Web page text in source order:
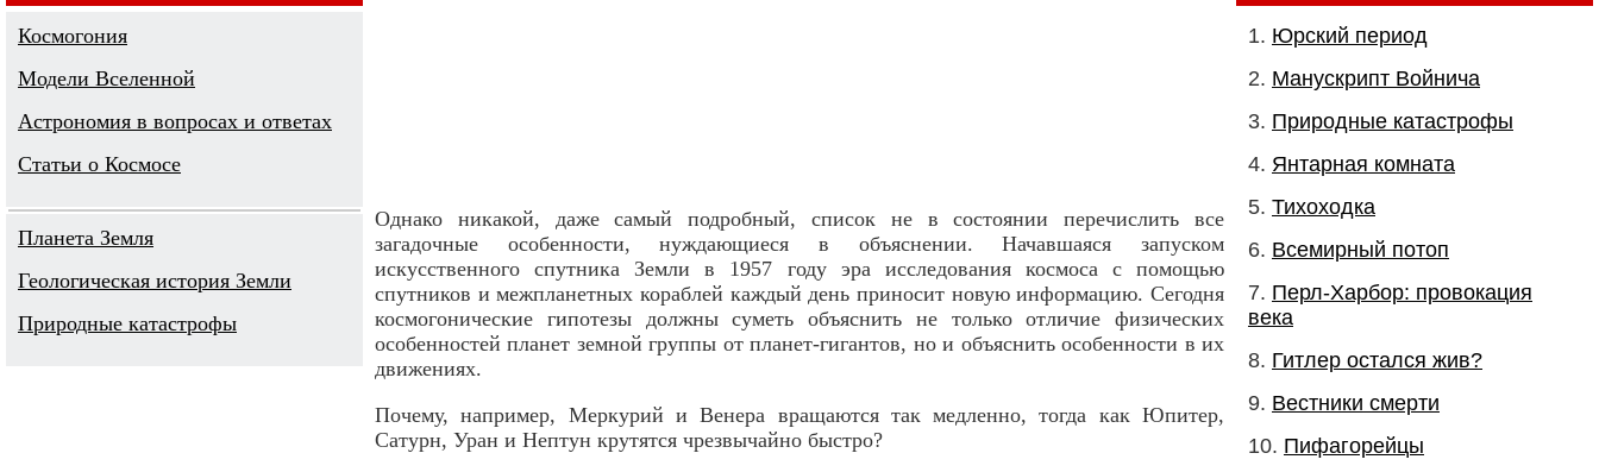
Космогония
Модели Вселенной
Астрономия в вопросах и ответах
Cтатьи о Космосе
Планета Земля
Геологическая история Земли
Природные катастрофы
Однако никакой, даже самый подробный, список не в состоянии перечислить все
загадочные особенности, нуждающиеся в объяснении. Начавшаяся запуском
искусственного спутника Земли в 1957 году эра исследования космоса с помощью
спутников и межпланетных кораблей каждый день приносит новую информацию. Сегодня
космогонические гипотезы должны суметь объяснить не только отличие физических
особенностей планет земной группы от планет-гигантов, но и объяснить особенности в их
движениях.
Почему, например, Меркурий и Венера вращаются так медленно, тогда как Юпитер,
Сатурн, Уран и Нептун крутятся чрезвычайно быстро?
Юрский период
Манускрипт Войнича
Природные катастрофы
Янтарная комната
Тихоходка
Всемирный потоп
Перл-Харбор: провокация
века
Гитлер остался жив?
Вестники смерти
Пифагорейцы